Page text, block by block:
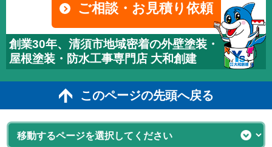
ご相談・お見積り依頼
創業30年、清須市地域密着の外壁塗装・
屋根塗装・防水工事専門店 大和創建
このページの先頭へ戻る